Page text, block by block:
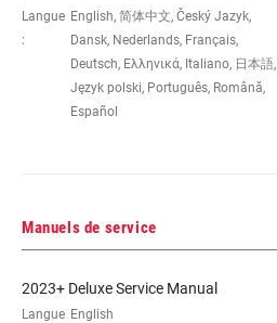
Langue
:
English, 简体中文, Český Jazyk,
Dansk, Nederlands, Français,
Deutsch, Ελληνικά, Italiano, 日本語,
Język polski, Português, Română,
Español
Manuels de service
2023+ Deluxe Service Manual
Langue English